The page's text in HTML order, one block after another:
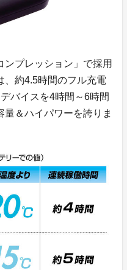
ンプレッション」で採用
、約4.5時間のフル充電
バイスを4時間～6時間
＆ハイパワーを誇りま